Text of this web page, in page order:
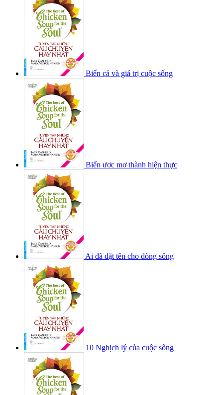
Biển cả và giá trị cuộc sống
Biến ươc mơ thành hiện thực
Ai đã đặt tên cho dòng sông
10 Nghịch lý của cuộc sống